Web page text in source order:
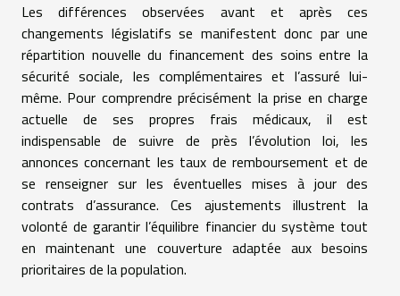
Les différences observées avant et après ces
changements législatifs se manifestent donc par une
répartition nouvelle du financement des soins entre la
sécurité sociale, les complémentaires et l’assuré lui-
même. Pour comprendre précisément la prise en charge
actuelle de ses propres frais médicaux, il est
indispensable de suivre de près l’évolution loi, les
annonces concernant les taux de remboursement et de
se renseigner sur les éventuelles mises à jour des
contrats d’assurance. Ces ajustements illustrent la
volonté de garantir l’équilibre financier du système tout
en maintenant une couverture adaptée aux besoins
prioritaires de la population.